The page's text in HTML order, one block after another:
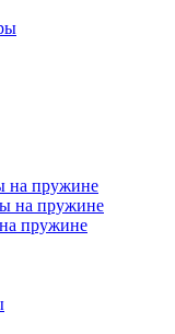
на пружине
на пружине
пружине